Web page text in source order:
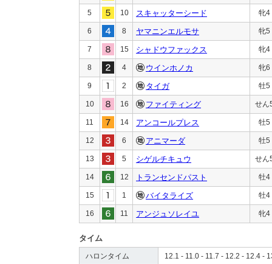
5 10 スキャッターシード 牝4
6 8 ヤマニンエルモサ 牝5
7 15 シャドウファックス 牝4
8 4 ウインホノカ 牝6
9 2 タイガ 牡5
10 16 ファイティング せん
11 14 アンコールプレス 牡5
12 6 アニマーダ 牡5
13 5 シゲルチキュウ せん
14 12 トランセンドパスト 牡4
15 1 バイタライズ 牡4
16 11 アンジュソレイユ 牝4
タイム
ハロンタイム 12.1 - 11.0 - 11.7 - 12.2 - 12.4 -